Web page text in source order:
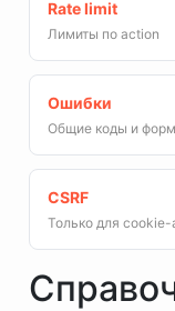
Rate limit
Лимиты по action
Ошибки
Общие коды и
CSRF
Только для cookie-